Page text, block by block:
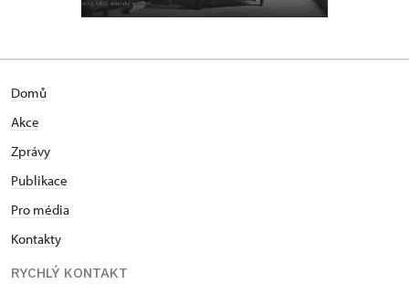
Domů
Akce
Zprávy
Publikace
Pro média
Kontakty
RYCHLÝ KONTAKT